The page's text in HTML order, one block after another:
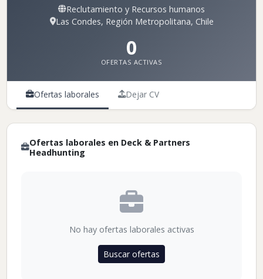
Reclutamiento y Recursos humanos
Las Condes, Región Metropolitana, Chile
0
OFERTAS ACTIVAS
Ofertas laborales Dejar CV
Ofertas laborales en Deck & Partners
Headhunting
No hay ofertas laborales activas
Buscar ofertas